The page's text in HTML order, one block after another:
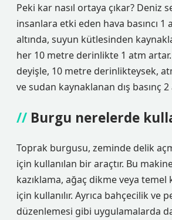
Peki kar nasıl ortaya çıkar? Deniz
insanlara etki eden hava basıncı 1
altında, suyun kütlesinden
her 10 metre derinlikte 1 atm
deyişle, 10 metre derinlikteysek,
ve sudan kaynaklanan dış basınç 2
Burgu nerelerde
Toprak burgusu, zeminde delik
için kullanılan bir araçtır. Bu
kazıklama, ağaç dikme veya temel
için kullanılır. Ayrıca bahçecilik ve
düzenlemesi gibi uygulamalarda